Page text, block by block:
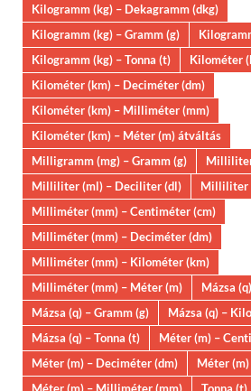
Kilogramm (kg) – Dekagramm (dkg)
Kilogramm (kg) – Gramm (g)
Kilogramm (kg) – Tonna (t)
Kilométer
Kilométer (km) – Deciméter (dm)
Kilométer (km) – Milliméter (mm)
Kilométer (km) – Méter (m) átváltás
Milligramm (mg) – Gramm (g)
Milliliter (ml) – Deciliter (dl)
Milliliter
Milliméter (mm) – Centiméter (cm)
Milliméter (mm) – Deciméter (dm)
Milliméter (mm) – Kilométer (km)
Milliméter (mm) – Méter (m)
Mázsa
Mázsa (q) – Gramm (g)
Mázsa (q) –
Mázsa (q) – Tonna (t)
Méter (m) –
Méter (m) – Deciméter (dm)
Méter